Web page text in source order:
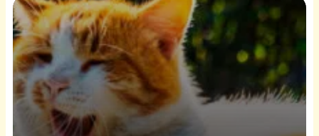
pratiques à adopter
13 décembre 2024